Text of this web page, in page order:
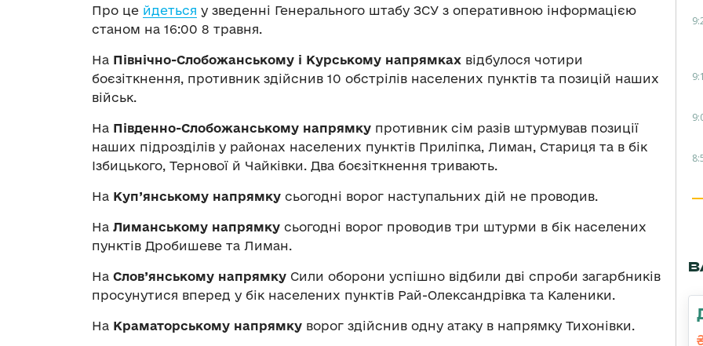
Про це йдеться у зведенні Генерального штабу ЗСУ з оперативною інформацією
станом на 16:00 8 травня.
На Північно-Слобожанському і Курському напрямках відбулося чотири
боєзіткнення, противник здійснив 10 обстрілів населених пунктів та позицій наших
військ.
На Південно-Слобожанському напрямку противник сім разів штурмував позиції
наших підрозділів у районах населених пунктів Приліпка, Лиман, Стариця та в бік
Ізбицького, Тернової й Чайківки. Два боєзіткнення тривають.
На Куп’янському напрямку сьогодні ворог наступальних дій не проводив.
На Лиманському напрямку сьогодні ворог проводив три штурми в бік населених
пунктів Дробишеве та Лиман.
На Слов’янському напрямку Сили оборони успішно відбили дві спроби загарбників
просунутися вперед у бік населених пунктів Рай-Олександрівка та Каленики.
На Краматорському напрямку ворог здійснив одну атаку в напрямку Тихонівки.